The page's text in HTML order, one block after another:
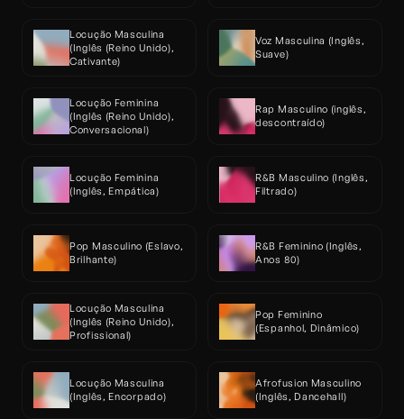
Locução Masculina
(Inglês (Reino Unido),
Cativante)
Voz Masculina (Inglês,
Suave)
Locução Feminina
(Inglês (Reino Unido),
Conversacional)
Rap Masculino (inglês,
descontraído)
Locução Feminina
(Inglês, Empática)
R&B Masculino (Inglês,
Filtrado)
Pop Masculino (Eslavo,
Brilhante)
R&B Feminino (Inglês,
Anos 80)
Locução Masculina
(Inglês (Reino Unido),
Profissional)
Pop Feminino
(Espanhol, Dinâmico)
Locução Masculina
(Inglês, Encorpado)
Afrofusion Masculino
(Inglês, Dancehall)